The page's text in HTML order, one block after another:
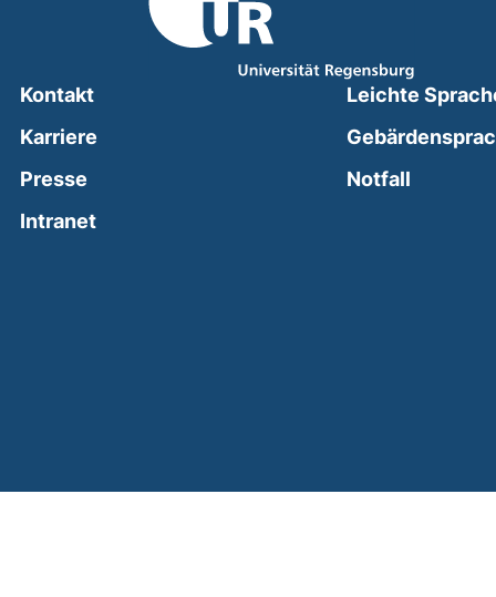
Kontakt
Karriere
Presse
Intranet(external link, opens in a new window)
Leichte
Notfall